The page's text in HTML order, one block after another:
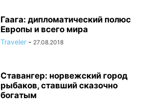
Гаага: дипломатический полюс
Европы и всего мира
Traveler - 27.08.2018
Ставангер: норвежский город
рыбаков, ставший сказочно
богатым